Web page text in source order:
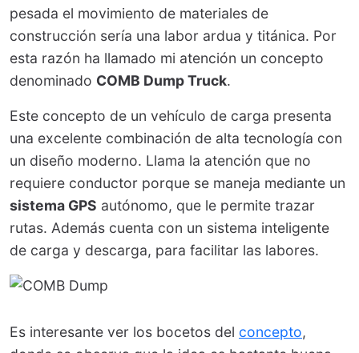
pesada el movimiento de materiales de
construcción sería una labor ardua y titánica. Por
esta razón ha llamado mi atención un concepto
denominado COMB Dump Truck.
Este concepto de un vehículo de carga presenta
una excelente combinación de alta tecnología con
un diseño moderno. Llama la atención que no
requiere conductor porque se maneja mediante un
sistema GPS autónomo, que le permite trazar
rutas. Además cuenta con un sistema inteligente
de carga y descarga, para facilitar las labores.
Es interesante ver los bocetos del concepto,